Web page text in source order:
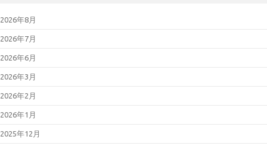
MailSuite」におけるスタックベー
弱性について（JVN#35567473）
脆弱性対策について(2026年5月)
Networks製PAN-OSの脆弱性対策
2026年05月07日
31431、Copy Fail)
策について(CVE-2026-31431、
2026年8月
2026年7月
2026年6月
2026年3月
2026年2月
2026年1月
2025年12月